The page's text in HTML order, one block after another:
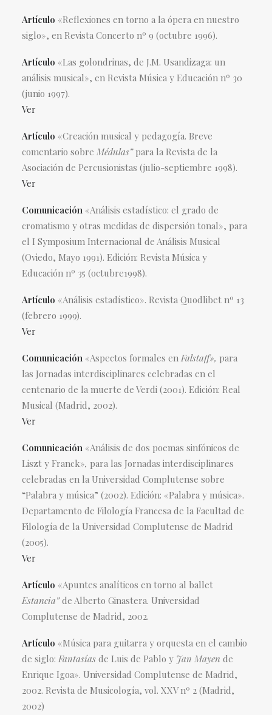
Artículo «Reflexiones en torno a la ópera en nuestro
siglo», en Revista Concerto nº 9 (octubre 1996).
Artículo «Las golondrinas, de J.M. Usandizaga: un
análisis musical», en Revista Música y Educación nº 30
(junio 1997).
Ver
Artículo «Creación musical y pedagogía. Breve
comentario sobre Médulas”para la Revista de la
Asociación de Percusionistas (julio-septiembre 1998).
Ver
Comunicación «Análisis estadístico: el grado de
cromatismo y otras medidas de dispersión tonal», para
el I Symposium Internacional de Análisis Musical
(Oviedo, Mayo 1991). Edición: Revista Música y
Educación nº 35 (octubre1998).
Artículo «Análisis estadístico». Revista Quodlibet nº 13
(febrero 1999).
Ver
Comunicación «Aspectos formales en Falstaff», para
las Jornadas interdisciplinares celebradas en el
centenario de la muerte de Verdi (2001). Edición: Real
Musical (Madrid, 2002).
Ver
Comunicación «Análisis de dos poemas sinfónicos de
Liszt y Franck», para las Jornadas interdisciplinares
celebradas en la Universidad Complutense sobre
“Palabra y música” (2002). Edición: «Palabra y música».
Departamento de Filología Francesa de la Facultad de
Filología de la Universidad Complutense de Madrid
(2005).
Ver
Artículo «Apuntes analíticos en torno al ballet
Estancia”de Alberto Ginastera. Universidad
Complutense de Madrid, 2002.
Artículo «Música para guitarra y orquesta en el cambio
de siglo: Fantasías de Luis de Pablo y Jan Mayen de
Enrique Igoa». Universidad Complutense de Madrid,
2002. Revista de Musicología, vol. XXV nº 2 (Madrid,
2002)